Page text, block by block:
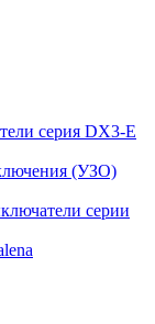
серия DX3-E
(УЗО)
серии